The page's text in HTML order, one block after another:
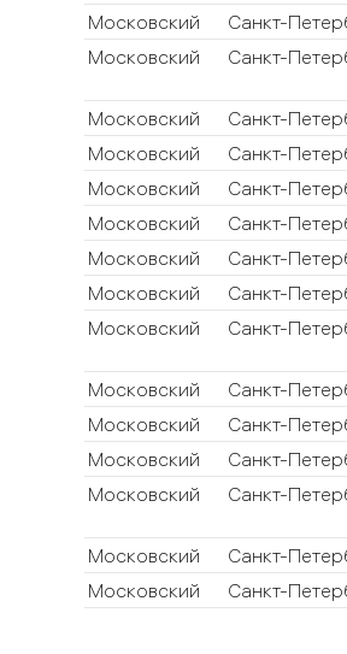
Московский
Санкт-
Московский
Санкт-
Московский
Санкт-
Московский
Санкт-
Московский
Санкт-
Московский
Санкт-
Московский
Санкт-
Московский
Санкт-
Московский
Санкт-
Московский
Санкт-
Московский
Санкт-
Московский
Санкт-
Московский
Санкт-
Московский
Санкт-
Московский
Санкт-